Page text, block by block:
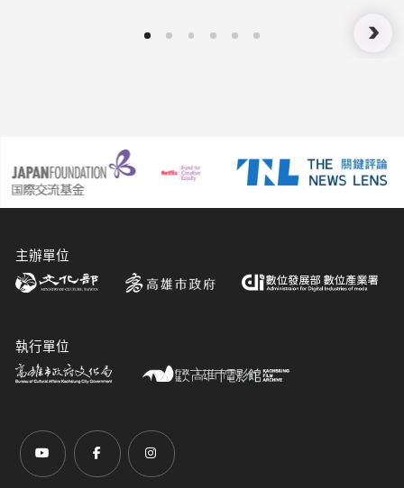
主辦單位
執行單位
前往Youtube頻道(另開新視窗)
前往Facebook粉絲團(另開新視窗)
前往Instagram粉絲團(另開新視窗)